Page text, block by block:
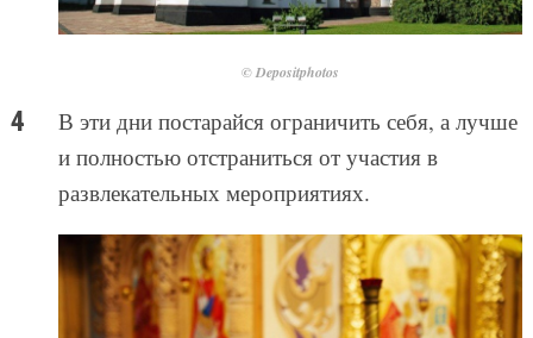
© Depositphotos
В эти дни постарайся ограничить себя, а лучше
и полностью отстраниться от участия в
развлекательных мероприятиях.